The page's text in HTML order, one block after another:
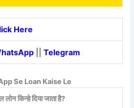
Here
||Telegram
Se Loan Kaise Le
किन्हे दिया जाता है?